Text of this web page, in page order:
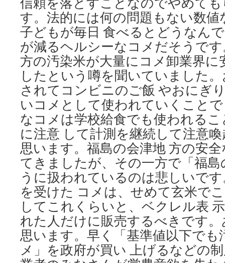
す。法的には何の問題もない数
子どもが毎日 食べるとどうなん
が減るヘルシーなコメだそうで
方の汚染米が大量にコメ卸業界に
したという噂を聞いていました
されてコンビニのご飯 やおにぎ
いコメとして使われていくこと
なコメは学校給食でも使われる
に注意 して計測を継続して注意
思います。福島の会津地 方の安
てきましたが、その一方で「福
うに扱われているのは悲しいで
を受けた コメは、せめて玄米で
してこれくらいと、ベクレル表
れた人だけに販売するべきです
思います。早く「基準値以下で
メ」を政府が買い 上げるなどの